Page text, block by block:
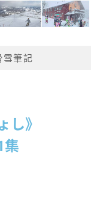
雪筆記